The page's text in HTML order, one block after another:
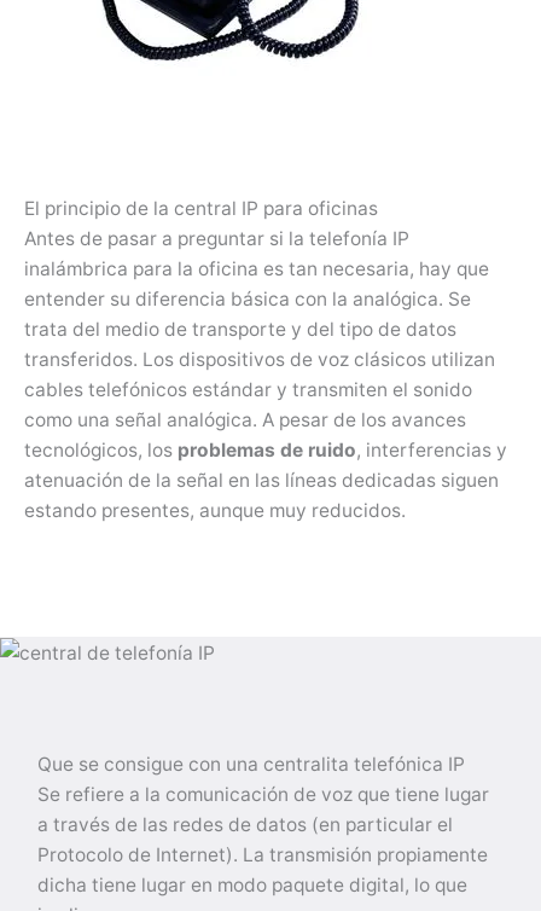
El principio de la central IP para oficinas
Antes de pasar a preguntar si la telefonía IP
inalámbrica para la oficina es tan necesaria, hay que
entender su diferencia básica con la analógica. Se
trata del medio de transporte y del tipo de datos
transferidos. Los dispositivos de voz clásicos utilizan
cables telefónicos estándar y transmiten el sonido
como una señal analógica. A pesar de los avances
tecnológicos, los problemas de ruido, interferencias y
atenuación de la señal en las líneas dedicadas siguen
estando presentes, aunque muy reducidos.
Que se consigue con una centralita telefónica IP
Se refiere a la comunicación de voz que tiene lugar
a través de las redes de datos (en particular el
Protocolo de Internet). La transmisión propiamente
dicha tiene lugar en modo paquete digital, lo que